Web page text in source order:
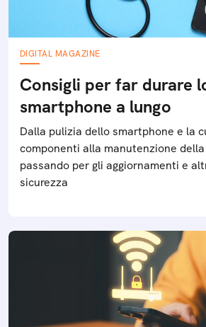
DIGITAL MAGAZINE
Consigli per far durare
smartphone a lungo
Dalla pulizia dello smartphone e la
componenti alla manutenzione
passando per gli aggiornamenti e
sicurezza